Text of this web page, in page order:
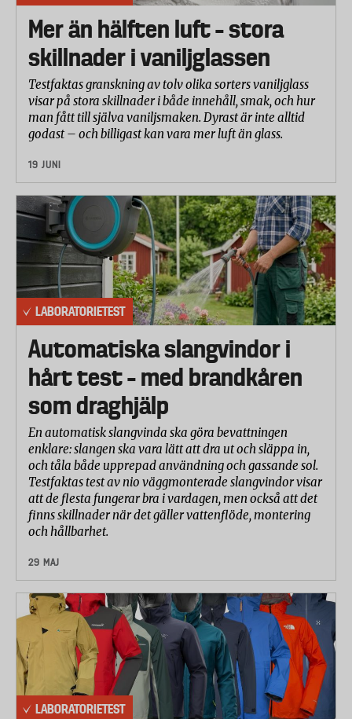
Mer än hälften luft – stora
skillnader i vaniljglassen
Testfaktas granskning av tolv olika sorters vaniljglass
visar på stora skillnader i både innehåll, smak, och hur
man fått till själva vaniljsmaken. Dyrast är inte alltid
godast – och billigast kan vara mer luft än glass.
19 JUNI
LABORATORIETEST
Automatiska slangvindor i
hårt test – med brandkåren
som draghjälp
En automatisk slangvinda ska göra bevattningen
enklare: slangen ska vara lätt att dra ut och släppa in,
och tåla både upprepad användning och gassande sol.
Testfaktas test av nio väggmonterade slangvindor visar
att de flesta fungerar bra i vardagen, men också att det
finns skillnader när det gäller vattenflöde, montering
och hållbarhet.
29 MAJ
LABORATORIETEST